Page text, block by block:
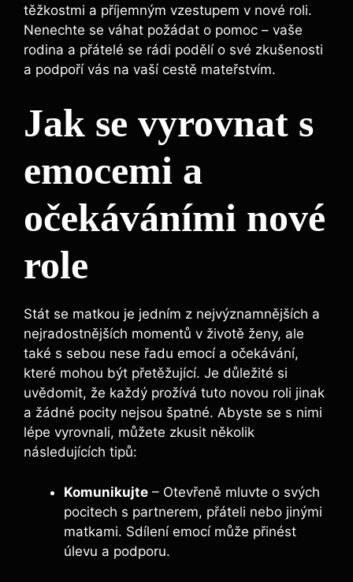
těžkostmi a příjemným vzestupem v nové roli.
Nenechte se váhat požádat o pomoc – vaše
rodina a přátelé se rádi podělí o své zkušenosti
a podpoří vás na vaší cestě mateřstvím.
Jak se vyrovnat s
emocemi a
očekáváními nové
role
Stát se matkou je jedním z nejvýznamnějších a
nejradostnějších momentů v životě ženy, ale
také s sebou nese řadu emocí a očekávání,
které mohou být přetěžující. Je důležité si
uvědomit, že každý prožívá tuto novou roli jinak
a žádné pocity nejsou špatné. Abyste se s nimi
lépe vyrovnali, můžete zkusit několik
následujících tipů:
Komunikujte – Otevřeně mluvte o svých
pocitech s partnerem, přáteli nebo jinými
matkami. Sdílení emocí může přinést
úlevu a podporu.